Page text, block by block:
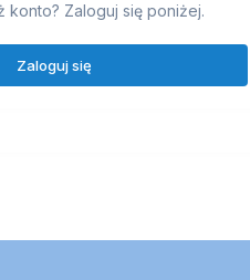
konto? Zaloguj się poniżej.
Zaloguj się